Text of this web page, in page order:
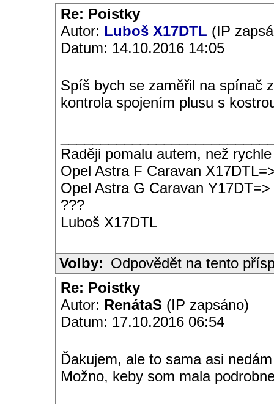
Re: Poistky
Autor: Luboš X17DTL (IP
Datum: 14.10.2016 14:05
Spíš bych se zaměřil na spínač
kontrola spojením plusu s
Raději pomalu autem, než
Opel Astra F Caravan
Opel Astra G Caravan Y17DT=>
???
Luboš X17DTL
Volby: Odpovědět na tento
Re: Poistky
Autor: RenátaS (IP zapsáno)
Datum: 17.10.2016 06:54
Ďakujem, ale to sama asi
Možno, keby som mala